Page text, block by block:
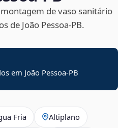
de vaso sanitário
de João Pessoa‑PB.
em João Pessoa-PB
Fria Altiplano